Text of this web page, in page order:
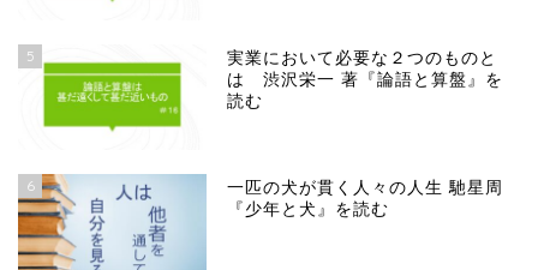
5
実業において必要な２つのものと
は 渋沢栄一 著『論語と算盤』を
読む
6
一匹の犬が貫く人々の人生 馳星周
『少年と犬』を読む